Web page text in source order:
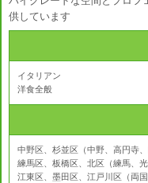
供しています
イタリアン
洋食全般
中野区、杉並区（中野、高円寺
練馬区、板橋区、北区（練馬、
江東区、墨田区、江戸川区（両